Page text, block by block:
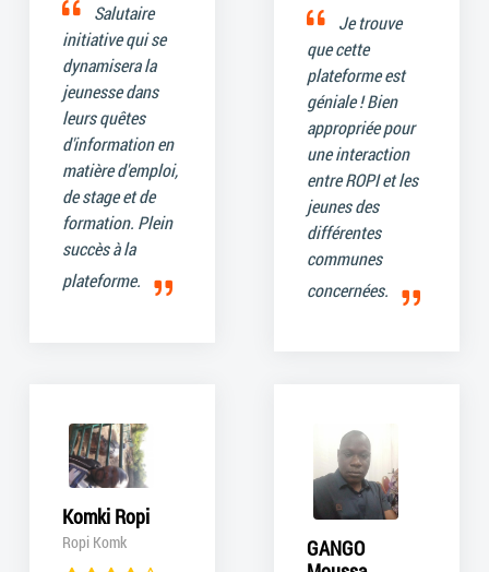
Salutaire
initiative qui se
dynamisera la
jeunesse dans
leurs quêtes
d'information en
matière d'emploi,
de stage et de
formation. Plein
succès à la
plateforme.
Je trouve
que cette
plateforme est
géniale ! Bien
appropriée pour
une interaction
entre ROPI et les
jeunes des
différentes
communes
concernées.
Komki Ropi
Ropi Komk
GANGO